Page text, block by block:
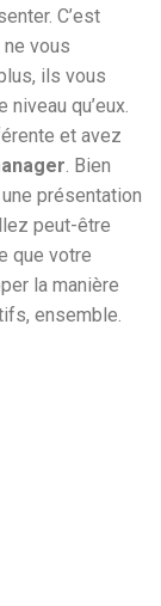
C’est
vous
ils vous
qu’eux.
et avez
. Bien
présentation
peut-être
que votre
la manière
ensemble.